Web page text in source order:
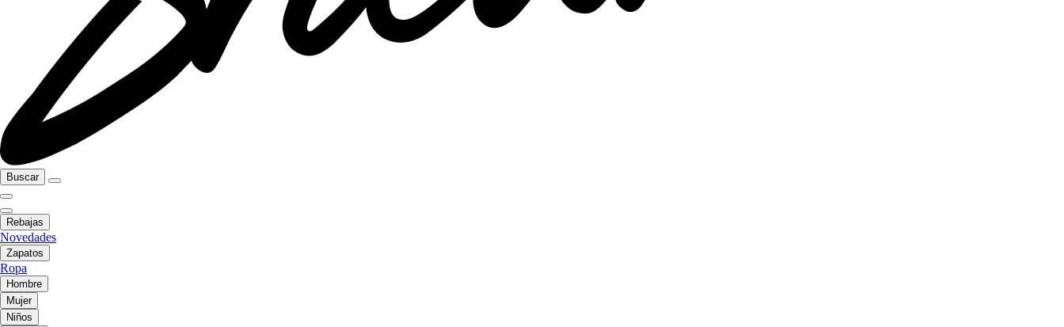
Buscar
Rebajas
Novedades
Zapatos
Ropa
Hombre
Mujer
Niños